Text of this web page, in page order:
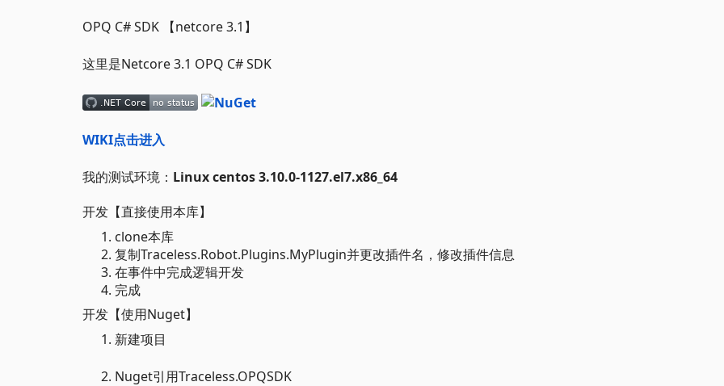
OPQ C# SDK 【netcore 3.1】
这里是Netcore 3.1 OPQ C# SDK
WIKI点击进入
我的测试环境： Linux centos 3.10.0-1127.el7.x86_64
开发【直接使用本库】
clone本库
复制Traceless.Robot.Plugins.MyPlugin并更改插件名，修改插件信息
在事件中完成逻辑开发
完成
开发【使用Nuget】
新建项目
Nuget引用Traceless.OPQSDK